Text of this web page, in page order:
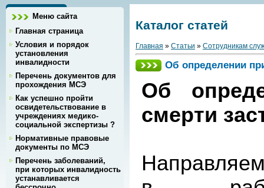
Меню сайта
Главная страница
Условия и порядок
установления
инвалидности
Перечень документов для
прохождения МСЭ
Как успешно пройти
освидетельствование в
учреждениях медико-
социальной экспертизы ?
Нормативные правовые
документы по МСЭ
Перечень заболеваний,
при которых инвалидность
устанавливается
Каталог статей
Главная » Статьи » Сотрудникам
Об определении
Об
смерти